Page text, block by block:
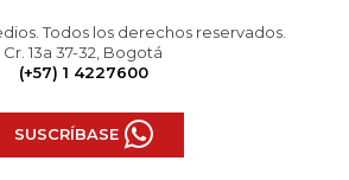
Todos los derechos reservados.
Cr. 13a 37-32, Bogotá
(+57) 1 4227600
SUSCRÍBASE